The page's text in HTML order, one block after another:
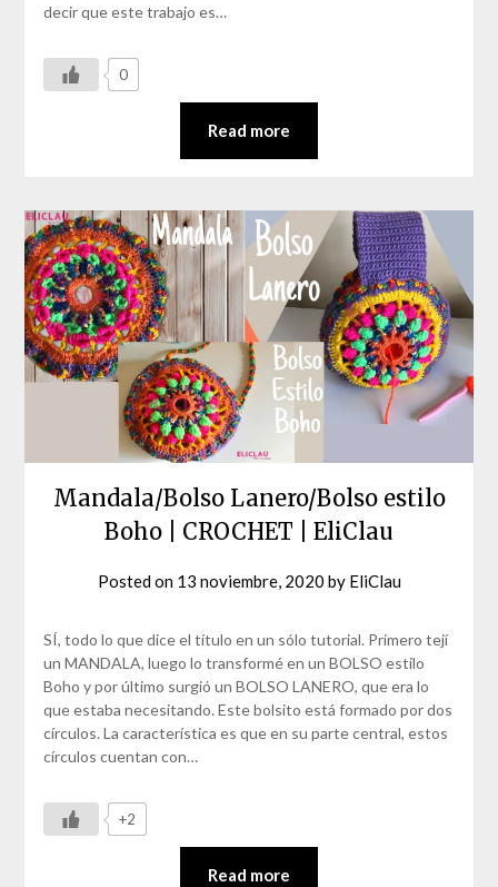
decir que este trabajo es…
0
Read more
Mandala/Bolso Lanero/Bolso estilo
Boho | CROCHET | EliClau
Posted on 13 noviembre, 2020 by EliClau
SÍ, todo lo que dice el título en un sólo tutorial. Primero tejí
un MANDALA, luego lo transformé en un BOLSO estilo
Boho y por último surgió un BOLSO LANERO, que era lo
que estaba necesitando. Este bolsito está formado por dos
círculos. La característica es que en su parte central, estos
círculos cuentan con…
+2
Read more